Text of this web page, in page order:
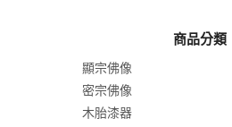
商品分類
顯宗佛像
密宗佛像
木胎漆器